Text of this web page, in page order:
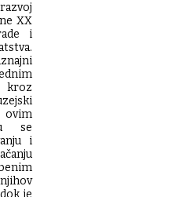
XX
i
kroz
ovim
se
i
je